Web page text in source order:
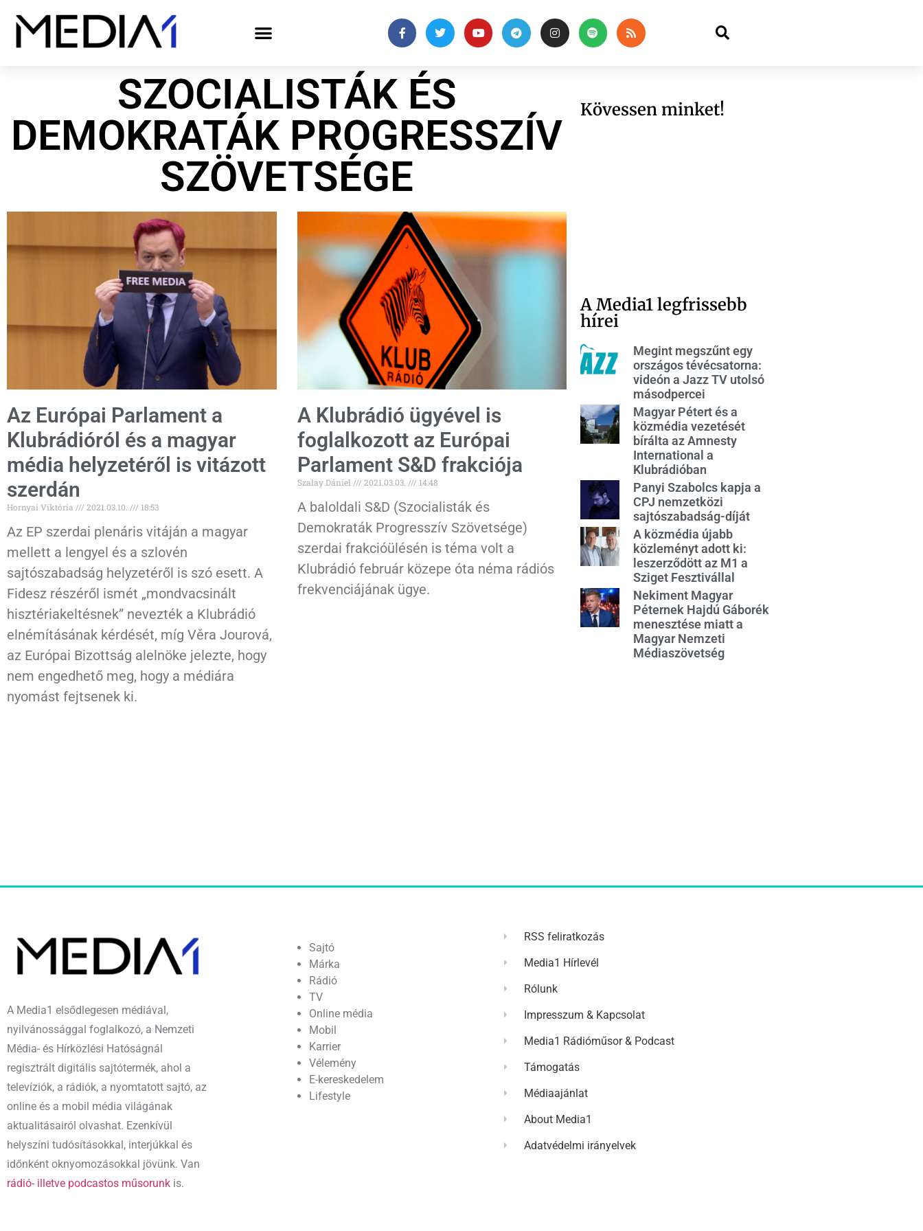
SZOCIALISTÁK ÉS
DEMOKRATÁK PROGRESSZÍV
SZÖVETSÉGE
Az Európai Parlament a
Klubrádióról és a magyar
média helyzetéről is vitázott
szerdán
Hornyai Viktória 2021.03.10. 18:53
Az EP szerdai plenáris vitáján a magyar
mellett a lengyel és a szlovén
sajtószabadság helyzetéről is szó esett. A
Fidesz részéről ismét „mondvacsinált
hisztériakeltésnek” nevezték a Klubrádió
elnémításának kérdését, míg Věra Jourová,
az Európai Bizottság alelnöke jelezte, hogy
nem engedhető meg, hogy a médiára
nyomást fejtsenek ki.
A Klubrádió ügyével is
foglalkozott az Európai
Parlament S&D frakciója
Szalay Dániel 2021.03.03. 14:48
A baloldali S&D (Szocialisták és
Demokraták Progresszív Szövetsége)
szerdai frakcióülésén is téma volt a
Klubrádió február közepe óta néma rádiós
frekvenciájának ügye.
Kövessen minket!
A Media1 legfrissebb
hírei
Megint megszűnt egy
országos tévécsatorna:
videón a Jazz TV utolsó
másodpercei
Magyar Pétert és a
közmédia vezetését
bírálta az Amnesty
International a
Klubrádióban
Panyi Szabolcs kapja a
CPJ nemzetközi
sajtószabadság-díját
A közmédia újabb
közleményt adott ki:
leszerződött az M1 a
Sziget Fesztivállal
Nekiment Magyar
Péternek Hajdú Gáborék
menesztése miatt a
Magyar Nemzeti
Médiaszövetség
A Media1 elsődlegesen médiával,
nyilvánossággal foglalkozó, a Nemzeti
Média- és Hírközlési Hatóságnál
regisztrált digitális sajtótermék, ahol a
televíziók, a rádiók, a nyomtatott sajtó, az
online és a mobil média világának
aktualitásairól olvashat. Ezenkívül
helyszíni tudósításokkal, interjúkkal és
időnként oknyomozásokkal jövünk. Van
rádió- illetve podcastos műsorunk is.
Sajtó
Márka
Rádió
TV
Online média
Mobil
Karrier
Vélemény
E-kereskedelem
Lifestyle
RSS feliratkozás
Media1 Hírlevél
Rólunk
Impresszum & Kapcsolat
Media1 Rádióműsor & Podcast
Támogatás
Médiaajánlat
About Media1
Adatvédelmi irányelvek